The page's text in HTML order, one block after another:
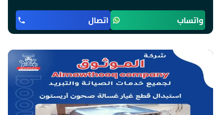
واتساب اتصال